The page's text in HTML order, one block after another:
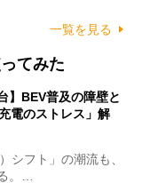
一覧を見る
てみた
】BEV普及の障壁と
電のストレス」解
シフト」の潮流も、
。…